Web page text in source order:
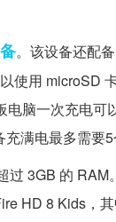
。该设备还配
使用 microSD
脑一次充电可
满电最多需要5
3GB 的
HD 8 Kids，